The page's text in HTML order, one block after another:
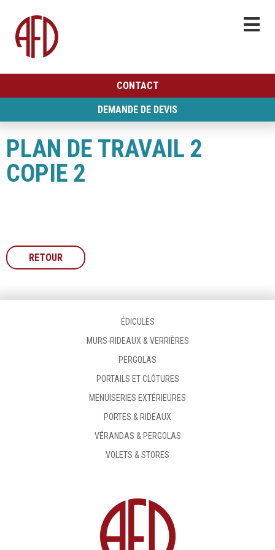
CONTACT
DEMANDE DE DEVIS
PLAN DE TRAVAIL 2
COPIE 2
RETOUR
ÉDICULES
MURS-RIDEAUX & VERRIÈRES
PERGOLAS
PORTAILS ET CLÔTURES
MENUISERIES EXTÉRIEURES
PORTES & RIDEAUX
VÉRANDAS & PERGOLAS
VOLETS & STORES